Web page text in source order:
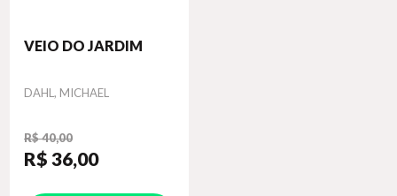
VEIO DO JARDIM
Autor
DAHL, MICHAEL
R$ 40,00
R$ 36,00